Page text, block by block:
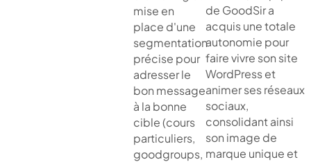
mise en
place d'une
segmentation
précise pour
adresser le
bon message
à la bonne
cible (cours
particuliers,
goodgroups,
de GoodSir a
acquis une totale
autonomie pour
faire vivre son site
WordPress et
animer ses réseaux
sociaux,
consolidant ainsi
son image de
marque unique et